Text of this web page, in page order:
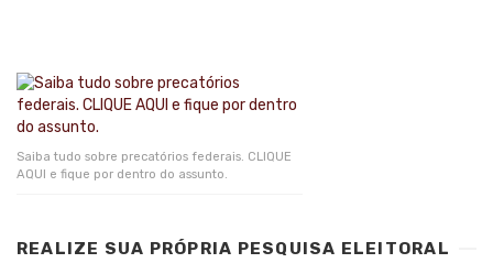
Saiba tudo sobre precatórios federais. CLIQUE
AQUI e fique por dentro do assunto.
REALIZE SUA PRÓPRIA PESQUISA ELEITORAL